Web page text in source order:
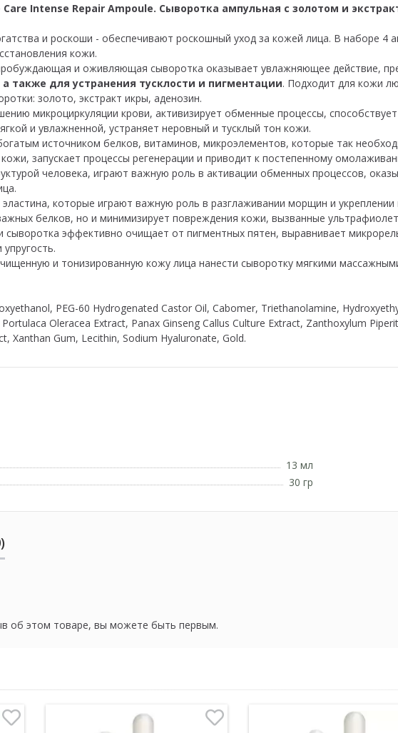
Care Intense Repair Ampoule. Сыворотка ампульная с золотом и
и роскоши - обеспечивают роскошный уход за кожей лица. В наборе 4
кожи.
и оживляющая сыворотка оказывает увлажняющее действие,
также для устранения тусклости и пигментации. Подходит для кожи
золото, экстракт икры, аденозин.
микроциркуляции крови, активизирует обменные процессы,
и увлажненной, устраняет неровный и тусклый тон кожи.
источником белков, витаминов, микроэлементов, которые так
запускает процессы регенерации и приводит к постепенному
человека, играют важную роль в активации обменных процессов,
эластина, которые играют важную роль в разглаживании морщин и
белков, но и минимизирует повреждения кожи, вызванные
сыворотка эффективно очищает от пигментных пятен, выравнивает
и тонизированную кожу лица нанести сыворотку мягкими
PEG-60 Hydrogenated Castor Oil, Cabomer, Triethanolamine,
Oleracea Extract, Panax Ginseng Callus Culture Extract, Zanthoxylum
Xanthan Gum, Lecithin, Sodium Hyaluronate, Gold.
13 мл
30 гр
об этом товаре, вы можете быть первым.